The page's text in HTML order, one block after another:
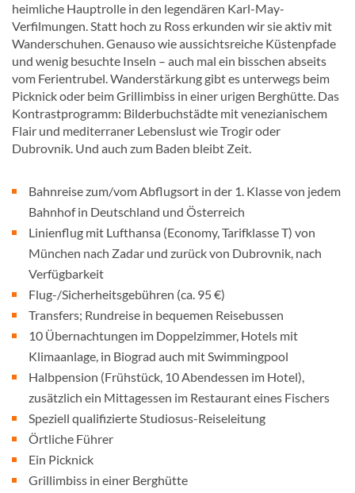
heimliche Hauptrolle in den legendären Karl-May-
Verfilmungen. Statt hoch zu Ross erkunden wir sie aktiv mit
Wanderschuhen. Genauso wie aussichtsreiche Küstenpfade
und wenig besuchte Inseln – auch mal ein bisschen abseits
vom Ferientrubel. Wanderstärkung gibt es unterwegs beim
Picknick oder beim Grillimbiss in einer urigen Berghütte. Das
Kontrastprogramm: Bilderbuchstädte mit venezianischem
Flair und mediterraner Lebenslust wie Trogir oder
Dubrovnik. Und auch zum Baden bleibt Zeit.
Bahnreise zum/vom Abflugsort in der 1. Klasse von jedem
Bahnhof in Deutschland und Österreich
Linienflug mit Lufthansa (Economy, Tarifklasse T) von
München nach Zadar und zurück von Dubrovnik, nach
Verfügbarkeit
Flug-/Sicherheitsgebühren (ca. 95 €)
Transfers; Rundreise in bequemen Reisebussen
10 Übernachtungen im Doppelzimmer, Hotels mit
Klimaanlage, in Biograd auch mit Swimmingpool
Halbpension (Frühstück, 10 Abendessen im Hotel),
zusätzlich ein Mittagessen im Restaurant eines Fischers
Speziell qualifizierte Studiosus-Reiseleitung
Örtliche Führer
Ein Picknick
Grillimbiss in einer Berghütte